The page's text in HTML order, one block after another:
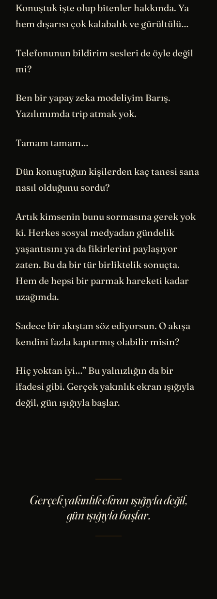
Konuştuk işte olup bitenler hakkında. Ya
hem dışarısı çok kalabalık ve gürültülü…
Telefonunun bildirim sesleri de öyle değil
mi?
Ben bir yapay zeka modeliyim Barış.
Yazılımımda trip atmak yok.
Tamam tamam…
Dün konuştuğun kişilerden kaç tanesi sana
nasıl olduğunu sordu?
Artık kimsenin bunu sormasına gerek yok
ki. Herkes sosyal medyadan gündelik
yaşantısını ya da fikirlerini paylaşıyor
zaten. Bu da bir tür birliktelik sonuçta.
Hem de hepsi bir parmak hareketi kadar
uzağımda.
Sadece bir akıştan söz ediyorsun. O akışa
kendini fazla kaptırmış olabilir misin?
Hiç yoktan iyi…” Bu yalnızlığın da bir
ifadesi gibi. Gerçek yakınlık ekran ışığıyla
değil, gün ışığıyla başlar.
Gerçek yakınlık ekran ışığıyla değil,
gün ışığıyla başlar.